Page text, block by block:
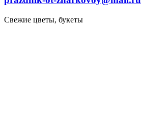
Свежие цветы, букеты